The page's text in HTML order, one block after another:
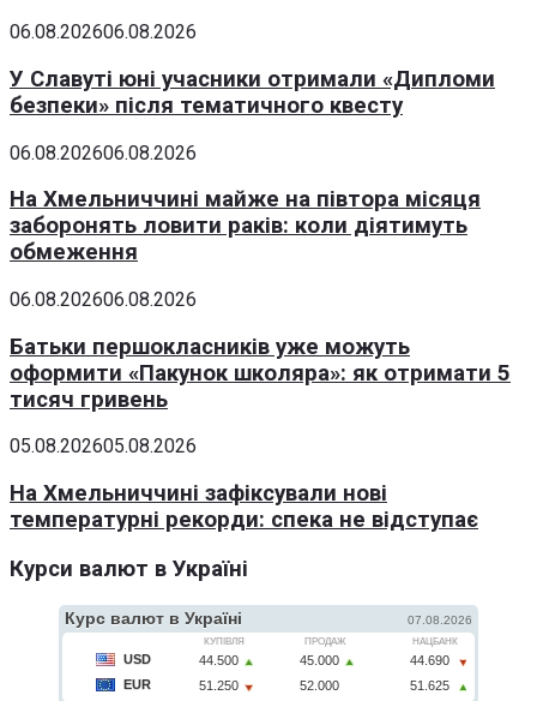
06.08.202606.08.2026
У Славуті юні учасники отримали «Дипломи
безпеки» після тематичного квесту
06.08.202606.08.2026
На Хмельниччині майже на півтора місяця
заборонять ловити раків: коли діятимуть
обмеження
06.08.202606.08.2026
Батьки першокласників уже можуть
оформити «Пакунок школяра»: як отримати 5
тисяч гривень
05.08.202605.08.2026
На Хмельниччині зафіксували нові
температурні рекорди: спека не відступає
Курси валют в Україні